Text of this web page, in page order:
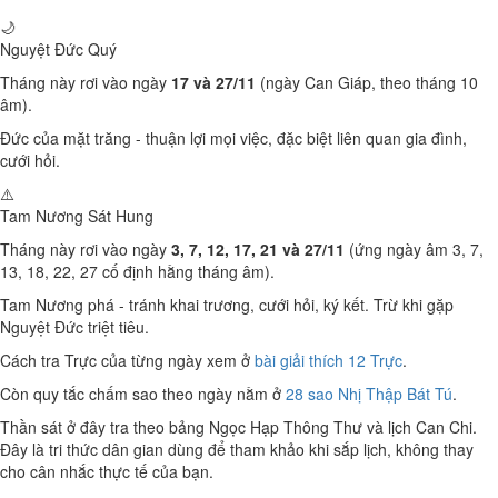
🌙
Nguyệt Đức Quý
Tháng này rơi vào ngày 17 và 27/11 (ngày Can Giáp, theo tháng 10
âm).
Đức của mặt trăng - thuận lợi mọi việc, đặc biệt liên quan gia đình,
cưới hỏi.
⚠️
Tam Nương Sát Hung
Tháng này rơi vào ngày 3, 7, 12, 17, 21 và 27/11 (ứng ngày âm 3, 7,
13, 18, 22, 27 cố định hằng tháng âm).
Tam Nương phá - tránh khai trương, cưới hỏi, ký kết. Trừ khi gặp
Nguyệt Đức triệt tiêu.
Cách tra Trực của từng ngày xem ở bài giải thích 12 Trực.
Còn quy tắc chấm sao theo ngày nằm ở 28 sao Nhị Thập Bát Tú.
Thần sát ở đây tra theo bảng Ngọc Hạp Thông Thư và lịch Can Chi.
Đây là tri thức dân gian dùng để tham khảo khi sắp lịch, không thay
cho cân nhắc thực tế của bạn.